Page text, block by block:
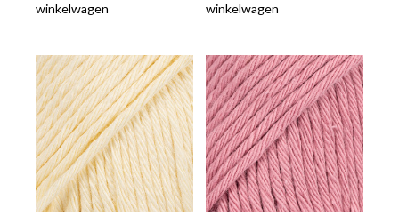
winkelwagen
winkelwagen